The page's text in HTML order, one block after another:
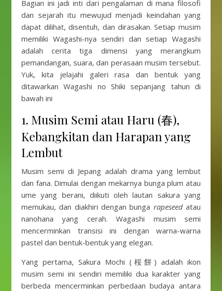
Bagian ini jadi inti dari pengalaman di mana filosofi
dan sejarah itu mewujud menjadi keindahan yang
dapat dilihat, disentuh, dan dirasakan. Setiap musim
memiliki Wagashi-nya sendiri dan setiap Wagashi
adalah cerita tiga dimensi yang merangkum
pemandangan, suara, dan perasaan musim tersebut.
Yuk, kita jelajahi galeri rasa dan bentuk yang
ditawarkan Wagashi no Shiki sepanjang tahun di
bawah ini
1. Musim Semi atau Haru (春),
Kebangkitan dan Harapan yang
Lembut
Musim semi di Jepang adalah drama yang lembut
dan fana. Dimulai dengan mekarnya bunga plum atau
ume yang berani, diikuti oleh lautan sakura yang
memukau, dan diakhiri dengan bunga rapeseedatau
nanohana yang cerah. Wagashi musim semi
mencerminkan transisi ini dengan warna-warna
pastel dan bentuk-bentuk yang elegan.
Yang pertama, Sakura Mochi (桜餅) adalah ikon
musim semi ini sendiri memiliki dua karakter yang
berbeda mencerminkan perbedaan budaya antara